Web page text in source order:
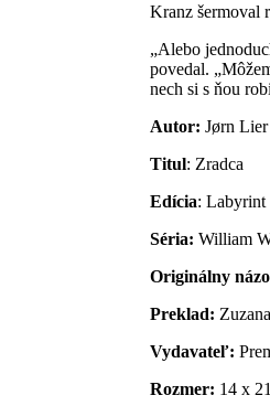
Kranz šermoval
„Alebo
povedal.
nech si s ňou
Autor: Jørn
Titul: Zradca
Edícia: Labyrint
Séria: William
Originálny
Preklad:
Vydavateľ:
Rozmer: 14 x